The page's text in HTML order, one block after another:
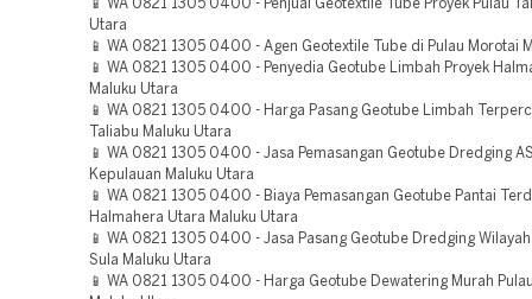
📱 WA 0821 1305 0400 - Penjual Geotextile Tube Proyek Pulau
Utara
📱 WA 0821 1305 0400 - Agen Geotextile Tube di Pulau Morotai
📱 WA 0821 1305 0400 - Penyedia Geotube Limbah Proyek
Maluku Utara
📱 WA 0821 1305 0400 - Harga Pasang Geotube Limbah
Taliabu Maluku Utara
📱 WA 0821 1305 0400 - Jasa Pemasangan Geotube Dredging
Kepulauan Maluku Utara
📱 WA 0821 1305 0400 - Biaya Pemasangan Geotube Pantai
Halmahera Utara Maluku Utara
📱 WA 0821 1305 0400 - Jasa Pasang Geotube Dredging
Sula Maluku Utara
📱 WA 0821 1305 0400 - Harga Geotube Dewatering Murah